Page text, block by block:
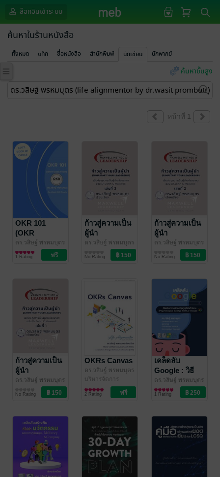
ล็อกอินเข้าระบบ
ค้นหาในร้านหนังสือ
ทั้งหมด แท็ก ชื่อหนังสือ สำนักพิมพ์ นักเขียน นักพากย์
ค้นหาขั้นสูง
หน้าที่ 1
OKR 101
(OKR
FOUNDATION
- OKR พื้นฐาน)
ดร.วสิษฐ์ พรหมบุตร
(Life Alignmentor
By Dr.Wasit
บริหารจัดการ
1 Rating
ก้าวสู่ความเป็น
ผู้นำ
(JUMPSTART
LEADERSHIP)
ฉบับ Dr.John
C Maxwell เล่ม
ที่ 3 (จบ)
ดร.วสิษฐ์ พรหมบุตร
(Life Alignmentor
By Dr.Wasit
บริหารจัดการ
No Rating
ก้าวสู่ความเป็น
ผู้นำ
(JUMPSTART
LEADERSHIP)
แห่งอนาคต
ฉบับ Dr.John
C Maxwell เล่ม
ที่ 2
ดร.วสิษฐ์ พรหมบุตร
(Life Alignmentor
By Dr.Wasit
Alignmentor โดย
ดร.วสิษฐ์ พรหมบุตร
บริหารจัดการ
No Rating
ก้าวสู่ความเป็น
ผู้นำ
(JUMPSTART
LEADERSHIP)
ความเป็นผู้นำ
แห่งอนาคต
ฉบับ Dr.John
C Maxwell เล่ม
ที่ 1
ดร.วสิษฐ์ พรหมบุตร
(Life Alignmentor
By Dr.Wasit
Alignmentor โดย
ดร.วสิษฐ์ พรหมบุตร
บริหารจัดการ
No Rating
OKRs Canvas
ดร.วสิษฐ์ พรหมบุตร
(Life Alignmentor
By Dr.Wasit
Prombutr)/ Life
บริหารจัดการ
2 Rating
เคล็ดลับ
Google : วิธี
สร้างความ
ปลอดภัยทางใจ
ในที่ทำงาน
แบบ Google
ดร.วสิษฐ์ พรหมบุตร
(Life Alignmentor
By Dr.Wasit
Alignmentor โดย
ดร.วสิษฐ์ พรหมบุตร
จิตวิทยา
1 Rating